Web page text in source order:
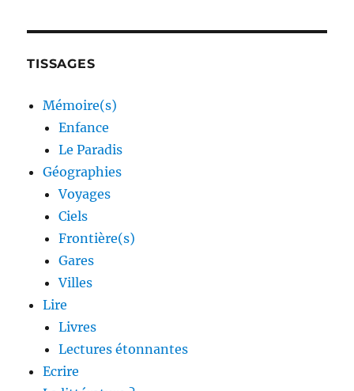
TISSAGES
Mémoire(s)
Enfance
Le Paradis
Géographies
Voyages
Ciels
Frontière(s)
Gares
Villes
Lire
Livres
Lectures étonnantes
Ecrire